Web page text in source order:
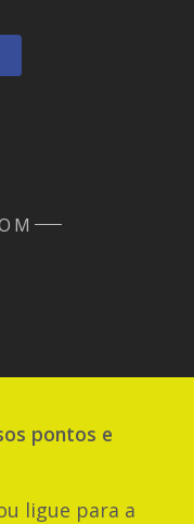
pontos e
ligue para a